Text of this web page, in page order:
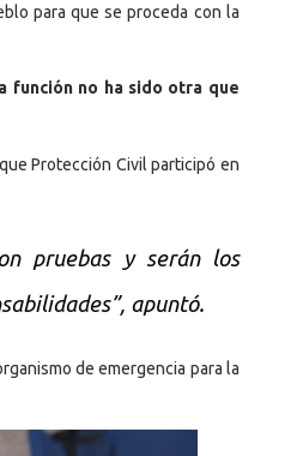
para que se proceda con la
función no ha sido otra que
Protección Civil participó en
pruebas y serán los
apuntó.
de emergencia para la